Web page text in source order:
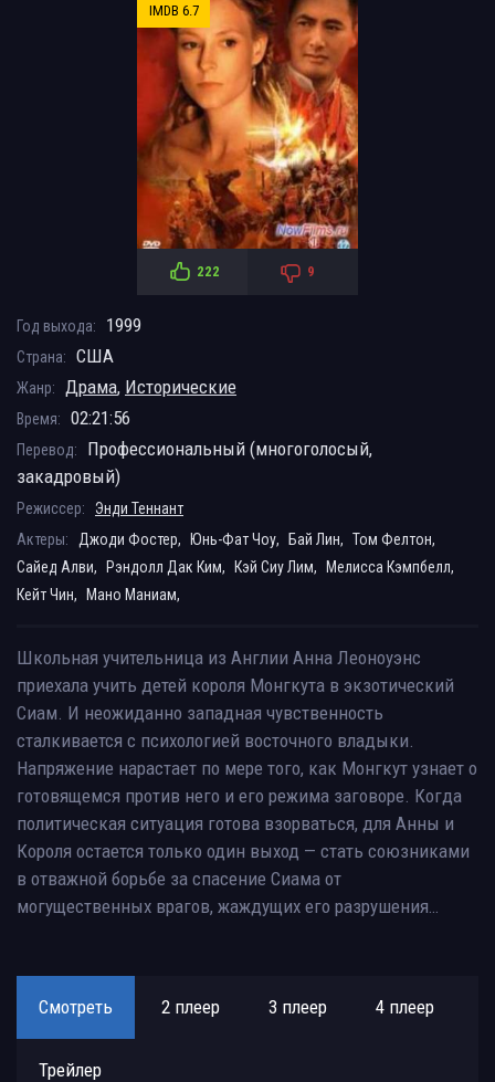
IMDB 6.7
222 9
Год выхода: 1999
Страна: США
Жанр: Драма, Исторические
Время: 02:21:56
Перевод:
Профессиональный (многоголосый,
закадровый)
Режиссер:
Энди Теннант
Актеры:
Джоди Фостер, Юнь-Фат Чоу, Бай Лин, Том Фелтон,
Сайед Алви,
Рэндолл Дак Ким, Кэй Сиу Лим,
Мелисса Кэмпбелл,
Кейт Чин,
Мано Маниам,
Школьная учительница из Англии Анна Леоноуэнс
приехала учить детей короля Монгкута в экзотический
Сиам. И неожиданно западная чувственность
сталкивается с психологией восточного владыки.
Напряжение нарастает по мере того, как Монгкут узнает о
готовящемся против него и его режима заговоре. Когда
политическая ситуация готова взорваться, для Анны и
Короля остается только один выход — стать союзниками
в отважной борьбе за спасение Сиама от
могущественных врагов, жаждущих его разрушения…
Смотреть 2 плеер 3 плеер 4 плеер
Трейлер